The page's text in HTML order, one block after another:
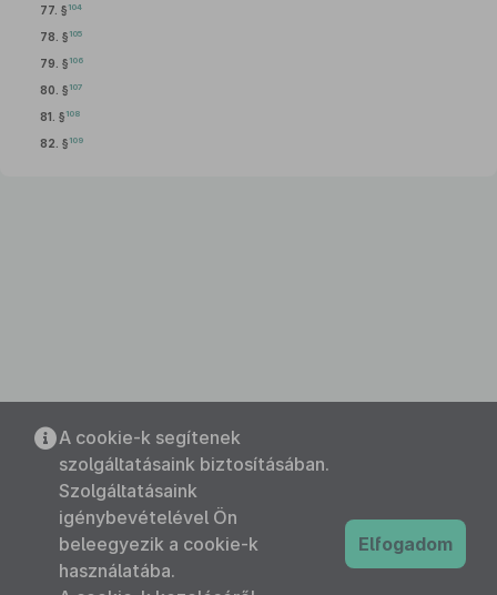
77. § 104
78. § 105
79. § 106
80. § 107
81. § 108
82. § 109
A cookie-k segítenek
szolgáltatásaink biztosításában.
Szolgáltatásaink
igénybevételével Ön
beleegyezik a cookie-k
használatába.
Elfogadom